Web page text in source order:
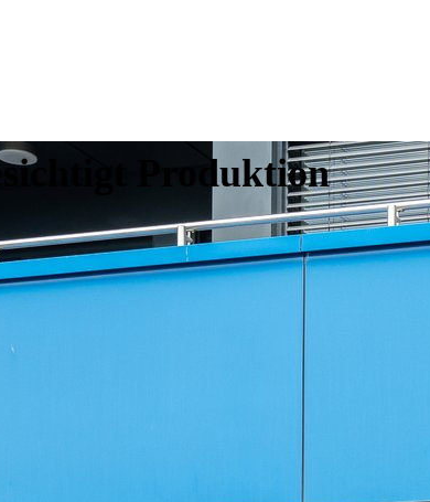
Produktion